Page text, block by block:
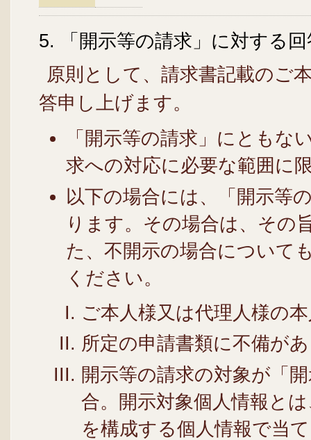
5. 「開示等の請求」に対する
原則として、請求書記載のご
答申し上げます。
「開示等の請求」にともな
求への対応に必要な範囲に
以下の場合には、「開示等
ります。その場合は、その
た、不開示の場合について
ください。
ご本人様又は代理人様の
所定の申請書類に不備が
開示等の請求の対象が「
合。開示対象個人情報と
を構成する個人情報で当